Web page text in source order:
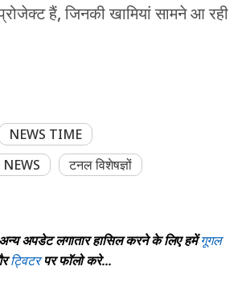
हैं, जिनकी खामियां सामने आ रही
NEWS TIME
टनल विशेषज्ञों
अपडेट लगातार हासिल करने के लिए हमेंगूगल
ट्विटरपर फॉलो करे...